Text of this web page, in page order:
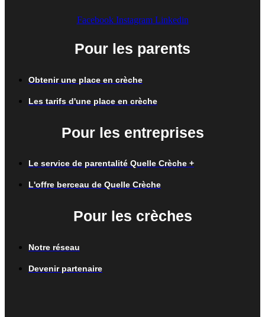
Facebook Instagram Linkedin
Pour les parents
Obtenir une place en crèche
Les tarifs d'une place en crèche
Pour les entreprises
Le service de parentalité Quelle Crèche +
L'offre berceau de Quelle Crèche
Pour les crèches
Notre réseau
Devenir partenaire